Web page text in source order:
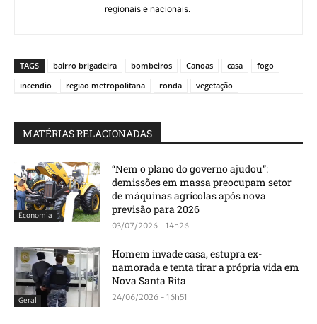
regionais e nacionais.
TAGS bairro brigadeira bombeiros Canoas casa
fogo
incendio
regiao metropolitana ronda vegetação
MATÉRIAS RELACIONADAS
Economia
“Nem o plano do governo ajudou”:
demissões em massa preocupam setor
de máquinas agrícolas após nova
previsão para 2026
03/07/2026 - 14h26
Geral
Homem invade casa, estupra ex-
namorada e tenta tirar a própria vida em
Nova Santa Rita
24/06/2026 - 16h51